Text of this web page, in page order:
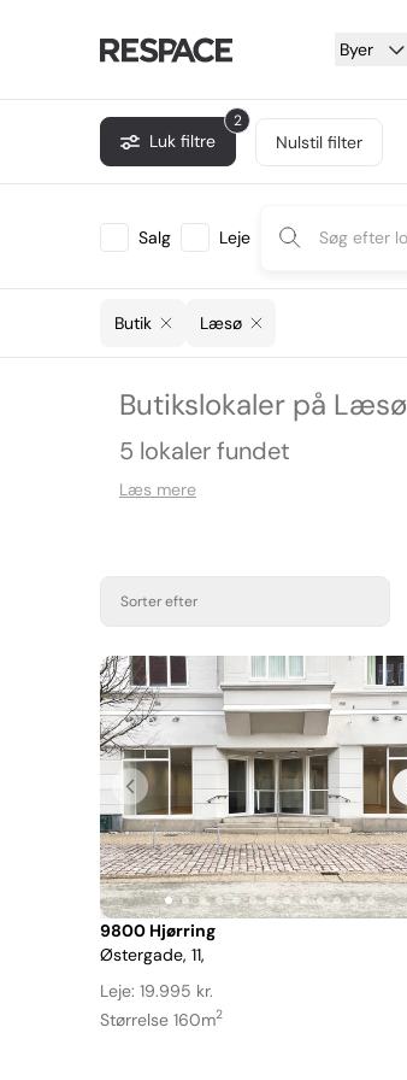
Byer
2
Luk filtre Nulstil filter
Salg Leje
Butik Læsø
Butikslokaler på Læsø
5 lokaler fundet
Læs mere
Sorter efter
Item
1
of
13
9800 Hjørring
Østergade, 11,
Leje: 19.995 kr.
Størrelse 160m2